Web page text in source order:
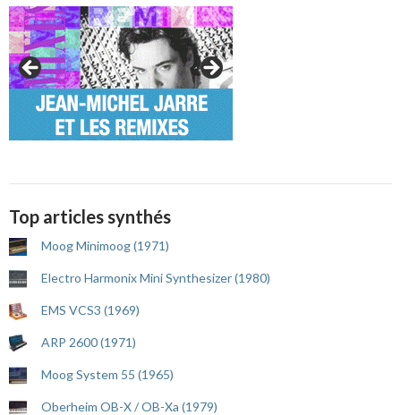
Top articles synthés
Moog Minimoog (1971)
Electro Harmonix Mini Synthesizer (1980)
EMS VCS3 (1969)
ARP 2600 (1971)
Moog System 55 (1965)
Oberheim OB-X / OB-Xa (1979)